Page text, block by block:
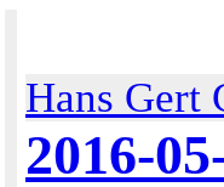
Hans Gert
2016-